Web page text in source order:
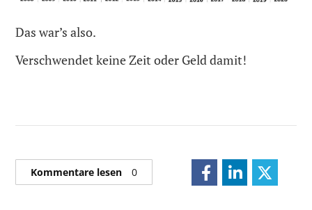
Das war’s also.
Verschwendet keine Zeit oder Geld damit!
Kommentare lesen 0